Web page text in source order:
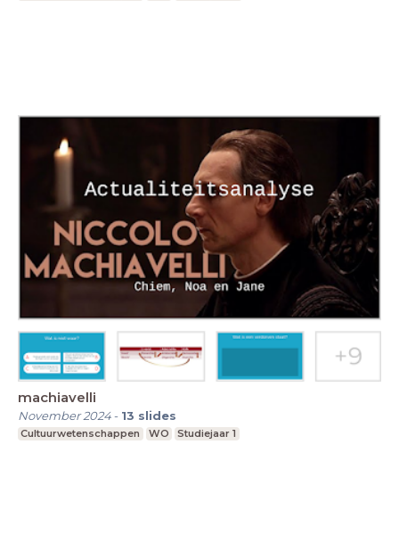
machiavelli
November 2024- 13 slides
Cultuurwetenschappen WO Studiejaar 1